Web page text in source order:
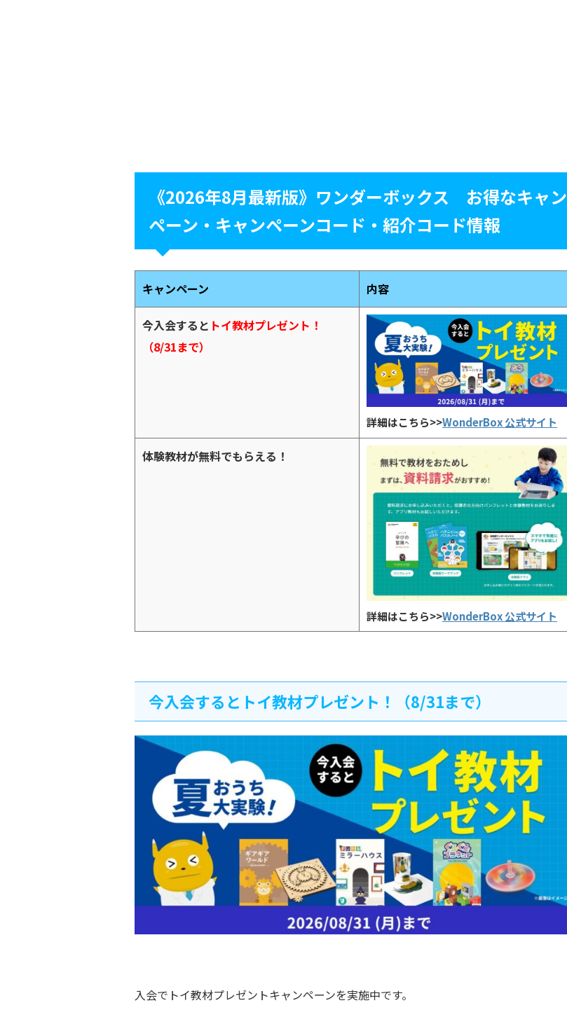
《2026年8月最新版》ワンダーボックス お得なキャン
ペーン・キャンペーンコード・紹介コード情報
キャンペーン 内容
今入会すると トイ教材プレゼント！
（8/31まで）
詳細はこちら>>WonderBox 公式サイト
体験教材が無料でもらえる！
詳細はこちら>>WonderBox 公式サイト
今入会するとトイ教材プレゼント！（8/31まで）
入会でトイ教材プレゼントキャンペーンを実施中です。